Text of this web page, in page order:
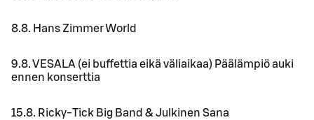
8.8. Hans Zimmer World
9.8. VESALA (ei buffettia eikä väliaikaa) Päälämpiö auki
ennen konserttia
15.8. Ricky-Tick Big Band & Julkinen Sana